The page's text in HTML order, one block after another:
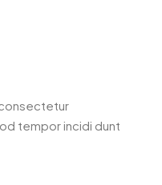
tempor incidi dunt